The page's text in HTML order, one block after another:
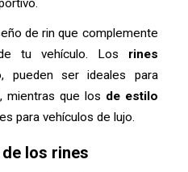
de rin que complemente
tu vehículo. Los rines
pueden ser ideales para
mientras que los de estilo
para vehículos de lujo.
los rines